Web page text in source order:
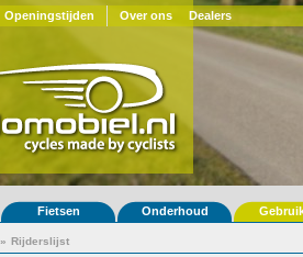
Openingstijden Over ons Dealers
Fietsen Onderhoud
» Rijderslijst